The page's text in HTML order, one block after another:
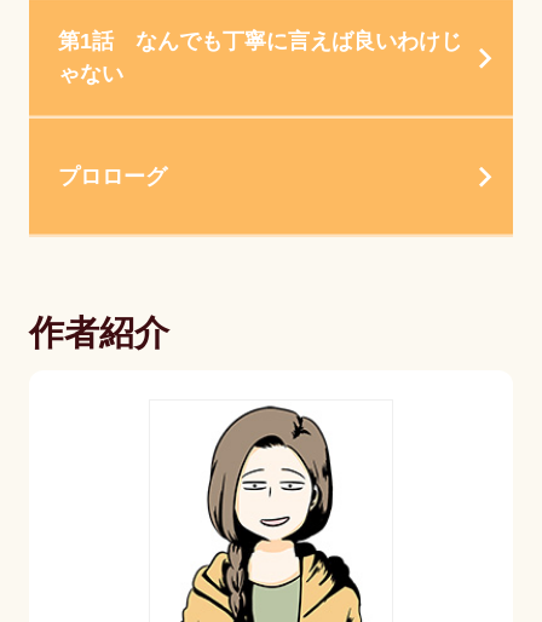
第1話 なんでも丁寧に言えば良いわけじ
ゃない
プロローグ
作者紹介